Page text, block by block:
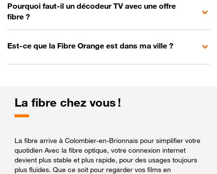
Pourquoi faut-il un décodeur TV avec une offre
fibre ?
Est-ce que la Fibre Orange est dans ma ville ?
La fibre chez vous !
La fibre arrive à Colombier-en-Brionnais pour simplifier votre
quotidien Avec la fibre optique, votre connexion internet
devient plus stable et plus rapide, pour des usages toujours
plus fluides. Que ce soit pour regarder vos films en